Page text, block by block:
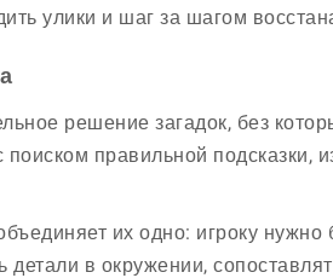
улики и шаг за шагом
решение загадок, без
правильной подсказки,
их одно: игроку
в окружении,